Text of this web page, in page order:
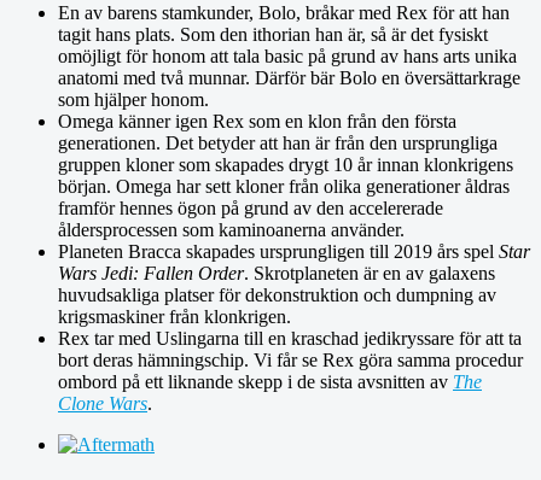
En av barens stamkunder, Bolo, bråkar med Rex för att han
tagit hans plats. Som den ithorian han är, så är det fysiskt
omöjligt för honom att tala basic på grund av hans arts unika
anatomi med två munnar. Därför bär Bolo en översättarkrage
som hjälper honom.
Omega känner igen Rex som en klon från den första
generationen. Det betyder att han är från den ursprungliga
gruppen kloner som skapades drygt 10 år innan klonkrigens
början. Omega har sett kloner från olika generationer åldras
framför hennes ögon på grund av den accelererade
åldersprocessen som kaminoanerna använder.
Planeten Bracca skapades ursprungligen till 2019 års spel Star
Wars Jedi: Fallen Order. Skrotplaneten är en av galaxens
huvudsakliga platser för dekonstruktion och dumpning av
krigsmaskiner från klonkrigen.
Rex tar med Uslingarna till en kraschad jedikryssare för att ta
bort deras hämningschip. Vi får se Rex göra samma procedur
ombord på ett liknande skepp i de sista avsnitten av The
Clone Wars.